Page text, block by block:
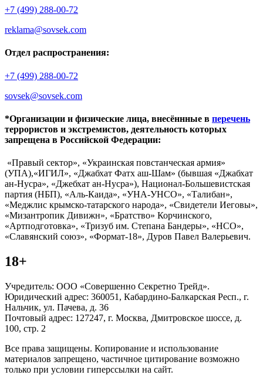
+7 (499) 288-00-72
reklama@sovsek.com
Отдел распространения:
+7 (499) 288-00-72
sovsek@sovsek.com
*Организации и физические лица, внесённные в перечень
террористов и экстремистов, деятельность которых
запрещена в Российской Федерации:
«Правый сектор», «Украинская повстанческая армия»
(УПА),«ИГИЛ», «Джабхат Фатх аш-Шам» (бывшая «Джабхат
ан-Нусра», «Джебхат ан-Нусра»), Национал-Большевистская
партия (НБП), «Аль-Каида», «УНА-УНСО», «Талибан»,
«Меджлис крымско-татарского народа», «Свидетели Иеговы»,
«Мизантропик Дивижн», «Братство» Корчинского,
«Артподготовка», «Тризуб им. Степана Бандеры», «НСО»,
«Славянский союз», «Формат-18», Дуров Павел Валерьевич.
18+
Учредитель: ООО «Совершенно Секретно Трейд».
Юридический адрес: 360051, Кабардино-Балкарская Респ., г.
Нальчик, ул. Пачева, д. 36
Почтовый адрес: 127247, г. Москва, Дмитровское шоссе, д.
100, стр. 2
Все права защищены. Копирование и использование
материалов запрещено, частичное цитирование возможно
только при условии гиперссылки на сайт.